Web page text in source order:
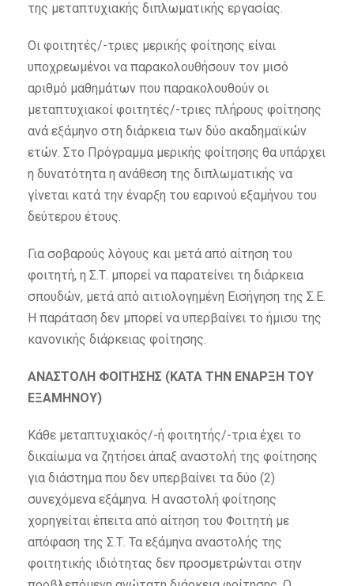
της μεταπτυχιακής διπλωματικής εργασίας.
Οι φοιτητές/-τριες μερικής φοίτησης είναι
υποχρεωμένοι να παρακολουθήσουν τον μισό
αριθμό μαθημάτων που παρακολουθούν οι
μεταπτυχιακοί φοιτητές/-τριες πλήρους φοίτησης
ανά εξάμηνο στη διάρκεια των δύο ακαδημαϊκών
ετών. Στο Πρόγραμμα μερικής φοίτησης θα υπάρχει
η δυνατότητα η ανάθεση της διπλωματικής να
γίνεται κατά την έναρξη του εαρινού εξαμήνου του
δεύτερου έτους.
Για σοβαρούς λόγους και μετά από αίτηση του
φοιτητή, η Σ.Τ. μπορεί να παρατείνει τη διάρκεια
σπουδών, μετά από αιτιολογημένη Εισήγηση της Σ.Ε.
Η παράταση δεν μπορεί να υπερβαίνει το ήμισυ της
κανονικής διάρκειας φοίτησης.
ΑΝΑΣΤΟΛΗ ΦΟΙΤΗΣΗΣ (KATA ΤΗΝ ΕΝΑΡΞΗ ΤΟΥ
ΕΞΑΜΗΝΟΥ)
Κάθε μεταπτυχιακός/-ή φοιτητής/-τρια έχει το
δικαίωμα να ζητήσει άπαξ αναστολή της φοίτησης
για διάστημα που δεν υπερβαίνει τα δύο (2)
συνεχόμενα εξάμηνα. Η αναστολή φοίτησης
χορηγείται έπειτα από αίτηση του Φοιτητή με
απόφαση της Σ.Τ. Τα εξάμηνα αναστολής της
φοιτητικής ιδιότητας δεν προσμετρώνται στην